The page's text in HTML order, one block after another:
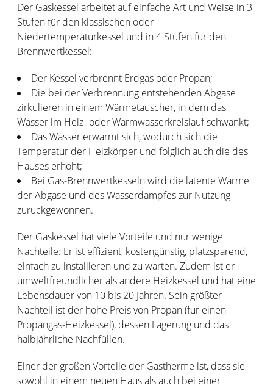
Der Gaskessel arbeitet auf einfache Art und Weise in 3
Stufen für den klassischen oder
Niedertemperaturkessel und in 4 Stufen für den
Brennwertkessel:
Der Kessel verbrennt Erdgas oder Propan;
Die bei der Verbrennung entstehenden Abgase
zirkulieren in einem Wärmetauscher, in dem das
Wasser im Heiz- oder Warmwasserkreislauf schwankt;
Das Wasser erwärmt sich, wodurch sich die
Temperatur der Heizkörper und folglich auch die des
Hauses erhöht;
Bei Gas-Brennwertkesseln wird die latente Wärme
der Abgase und des Wasserdampfes zur Nutzung
zurückgewonnen.
Der Gaskessel hat viele Vorteile und nur wenige
Nachteile: Er ist effizient, kostengünstig, platzsparend,
einfach zu installieren und zu warten. Zudem ist er
umweltfreundlicher als andere Heizkessel und hat eine
Lebensdauer von 10 bis 20 Jahren. Sein größter
Nachteil ist der hohe Preis von Propan (für einen
Propangas-Heizkessel), dessen Lagerung und das
halbjährliche Nachfüllen.
Einer der großen Vorteile der Gastherme ist, dass sie
sowohl in einem neuen Haus als auch bei einer